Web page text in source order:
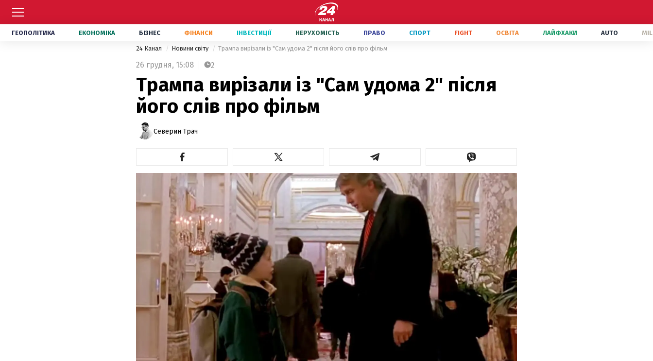
ГЕОПОЛІТИКА ЕКОНОМІКА БІЗНЕС ФІНАНСИ ІНВЕСТИЦІЇ НЕРУХОМІСТЬ ПРАВО СПОРТ FIGHT ОСВІТА ЛАЙФХАКИ AUTO
24 Канал Новини світу Трампа вирізали із "Сам удома 2" після його слів про фільм
26 грудня, 15:08 2
Трампа вирізали із "Сам удома 2" після
його слів про фільм
Северин Трач